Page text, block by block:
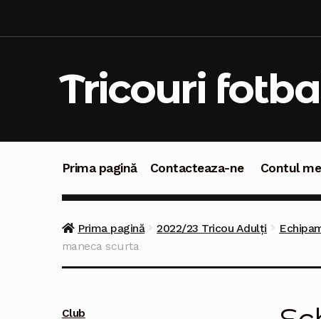
Tricouri
Prima pagină Contacteaza-ne Contul
Prima pagină 2022/23 Tricou Adulți
maneca scurta
Club